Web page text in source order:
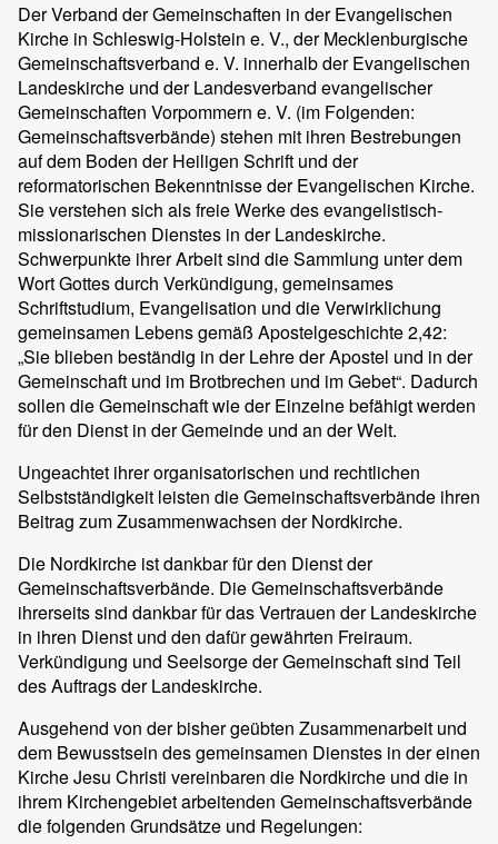
Der Verband der Gemeinschaften in der Evangelischen
Kirche in Schleswig-Holstein e. V., der Mecklenburgische
Gemeinschaftsverband e. V. innerhalb der Evangelischen
Landeskirche und der Landesverband evangelischer
Gemeinschaften Vorpommern e. V. (im Folgenden:
Gemeinschaftsverbände) stehen mit ihren Bestrebungen
auf dem Boden der Heiligen Schrift und der
reformatorischen Bekenntnisse der Evangelischen Kirche.
Sie verstehen sich als freie Werke des evangelistisch-
missionarischen Dienstes in der Landeskirche.
Schwerpunkte ihrer Arbeit sind die Sammlung unter dem
Wort Gottes durch Verkündigung, gemeinsames
Schriftstudium, Evangelisation und die Verwirklichung
gemeinsamen Lebens gemäß Apostelgeschichte 2,42:
„Sie blieben beständig in der Lehre der Apostel und in der
Gemeinschaft und im Brotbrechen und im Gebet“. Dadurch
sollen die Gemeinschaft wie der Einzelne befähigt werden
für den Dienst in der Gemeinde und an der Welt.
Ungeachtet ihrer organisatorischen und rechtlichen
Selbstständigkeit leisten die Gemeinschaftsverbände ihren
Beitrag zum Zusammenwachsen der Nordkirche.
Die Nordkirche ist dankbar für den Dienst der
Gemeinschaftsverbände. Die Gemeinschaftsverbände
ihrerseits sind dankbar für das Vertrauen der Landeskirche
in ihren Dienst und den dafür gewährten Freiraum.
Verkündigung und Seelsorge der Gemeinschaft sind Teil
des Auftrags der Landeskirche.
Ausgehend von der bisher geübten Zusammenarbeit und
dem Bewusstsein des gemeinsamen Dienstes in der einen
Kirche Jesu Christi vereinbaren die Nordkirche und die in
ihrem Kirchengebiet arbeitenden Gemeinschaftsverbände
die folgenden Grundsätze und Regelungen: